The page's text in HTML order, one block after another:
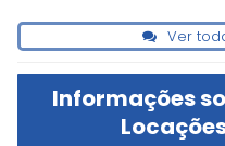
Ver
Informações